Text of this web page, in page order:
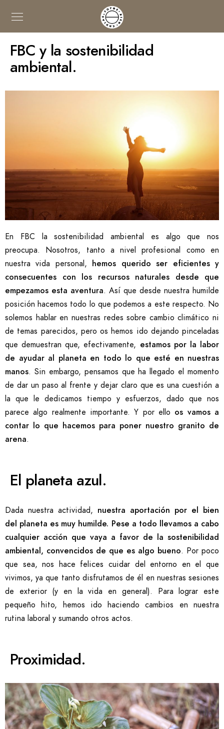
FBC y la sostenibilidad
ambiental.
En FBC la sostenibilidad ambiental es algo que nos
preocupa. Nosotros, tanto a nivel profesional como en
nuestra vida personal, hemos querido ser eficientes y
consecuentes con los recursos naturales desde que
empezamos esta aventura. Así que desde nuestra humilde
posición hacemos todo lo que podemos a este respecto. No
solemos hablar en nuestras redes sobre cambio climático ni
de temas parecidos, pero os hemos ido dejando pinceladas
que demuestran que, efectivamente, estamos por la labor
de ayudar al planeta en todo lo que esté en nuestras
manos. Sin embargo, pensamos que ha llegado el momento
de dar un paso al frente y dejar claro que es una cuestión a
la que le dedicamos tiempo y esfuerzos, dado que nos
parece algo realmente importante. Y por ello os vamos a
contar lo que hacemos para poner nuestro granito de
arena.
El planeta azul.
Dada nuestra actividad, nuestra aportación por el bien
del planeta es muy humilde. Pese a todo llevamos a cabo
cualquier acción que vaya a favor de la sostenibilidad
ambiental, convencidos de que es algo bueno. Por poco
que sea, nos hace felices cuidar del entorno en el que
vivimos, ya que tanto disfrutamos de él en nuestras sesiones
de exterior (y en la vida en general). Para lograr este
pequeño hito, hemos ido haciendo cambios en nuestra
rutina laboral y sumando otros actos.
Proximidad.